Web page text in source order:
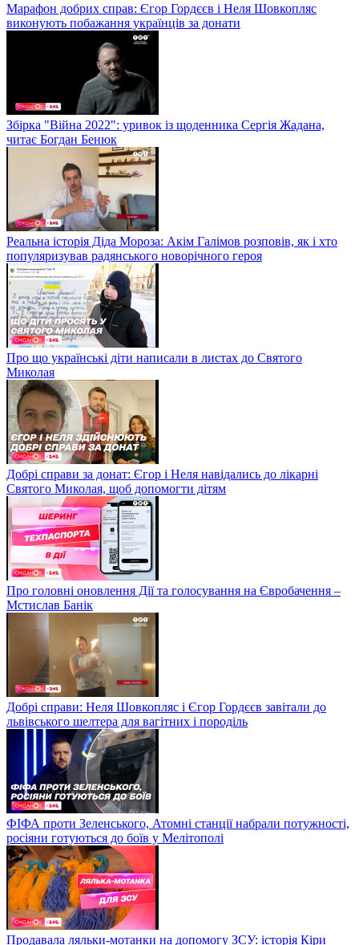
Марафон добрих справ: Єгор Гордєєв і Неля Шовкопляс
виконують побажання українців за донати
Збірка "Війна 2022": уривок із щоденника Сергія Жадана,
читає Богдан Бенюк
Реальна історія Діда Мороза: Акім Галімов розповів, як і хто
популяризував радянського новорічного героя
Про що українські діти написали в листах до Святого
Миколая
Добрі справи за донат: Єгор і Неля навідались до лікарні
Святого Миколая, щоб допомогти дітям
Про головні оновлення Дії та голосування на Євробачення –
Мстислав Банік
Добрі справи: Неля Шовкопляс і Єгор Гордєєв завітали до
львівського шелтера для вагітних і породіль
ФІФА проти Зеленського, Атомні станції набрали потужності,
росіяни готуються до боїв у Мелітополі
Продавала ляльки-мотанки на допомогу ЗСУ: історія Кіри